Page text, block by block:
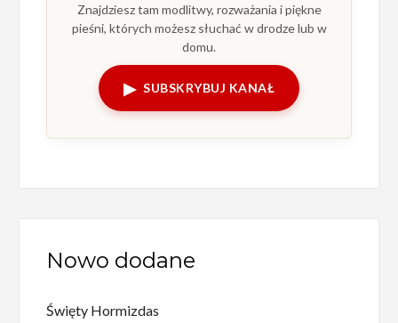
Znajdziesz tam modlitwy, rozważania i piękne
pieśni, których możesz słuchać w drodze lub w
domu.
▶ SUBSKRYBUJ KANAŁ
Nowo dodane
Święty Hormizdas